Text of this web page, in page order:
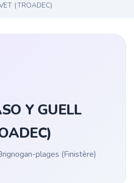
(TROADEC)
Y GUELL
plages (Finistère)